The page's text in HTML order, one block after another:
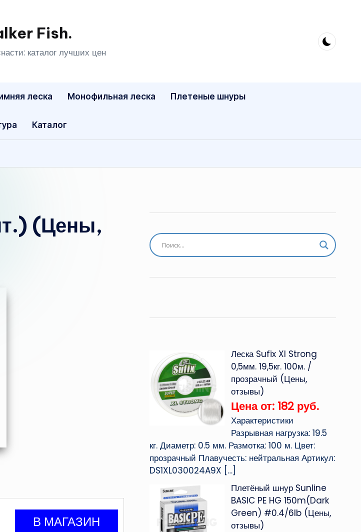
Fish.
каталог лучших цен
леска Монофильная леска Плетеные шнуры
Каталог
(Цены,
Леска Sufix Xl Strong
0,5мм. 19,5кг. 100м. /
прозрачный (Цены,
отзывы)
Цена от: 182 руб.
Характеристики
Разрывная нагрузка: 19.5
кг. Диаметр: 0.5 мм. Размотка: 100 м. Цвет:
прозрачный Плавучесть: нейтральная Артикул:
DS1XL030024A9X […]
Плетёный шнур Sunline
BASIC PE HG 150m(Dark
Green) #0.4/6lb (Цены,
отзывы)